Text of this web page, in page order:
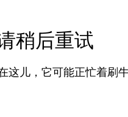
稍后重试
这儿，它可能正忙着刷